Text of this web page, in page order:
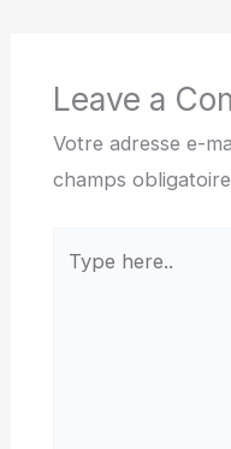
Leave a
Votre adresse e-
champs
here..